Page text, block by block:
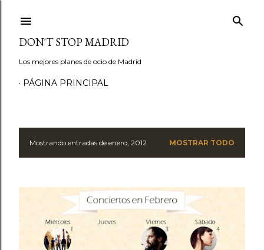
DON'T STOP MADRID
Los mejores planes de ocio de Madrid
PÁGINA PRINCIPAL
E
t
r
Mostrando entradas de enero, 2012 MOSTRAR TODO